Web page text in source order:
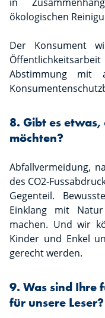
ökologischen
Der Konsument
Abstimmung mit
8. Gibt es etwas,
möchten?
Abfallvermeidung,
des CO2-
Gegenteil.
Einklang mit
machen. Und wir
Kinder und Enkel
gerecht werden.
9. Was sind Ihre
für unsere Leser?